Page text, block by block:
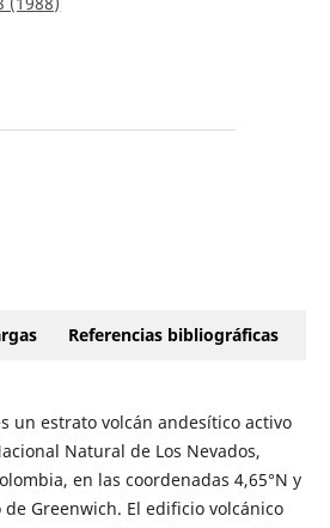
Referencias bibliográficas
un estrato volcán andesítico activo
Natural de Los Nevados,
en las coordenadas 4,65°N y
Greenwich. El edificio volcánico